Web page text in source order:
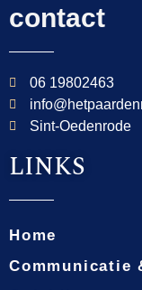
contact
06 19802463
Sint-Oedenrode
LINKS
Home
Communicatie